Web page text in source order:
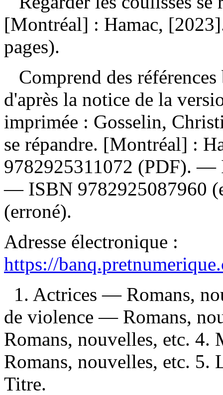
[Montréal] : Hamac,
pages).
Comprend des
d'après la notice de la
imprimée : Gosselin,
se répandre. [Montréal] :
9782925311072 (PDF). —
— ISBN 9782925087960
(erroné).
Adresse électronique :
https://
1. Actrices — Romans,
de violence — Romans,
Romans, nouvelles, etc.
Romans, nouvelles, etc. 5.
Titre.